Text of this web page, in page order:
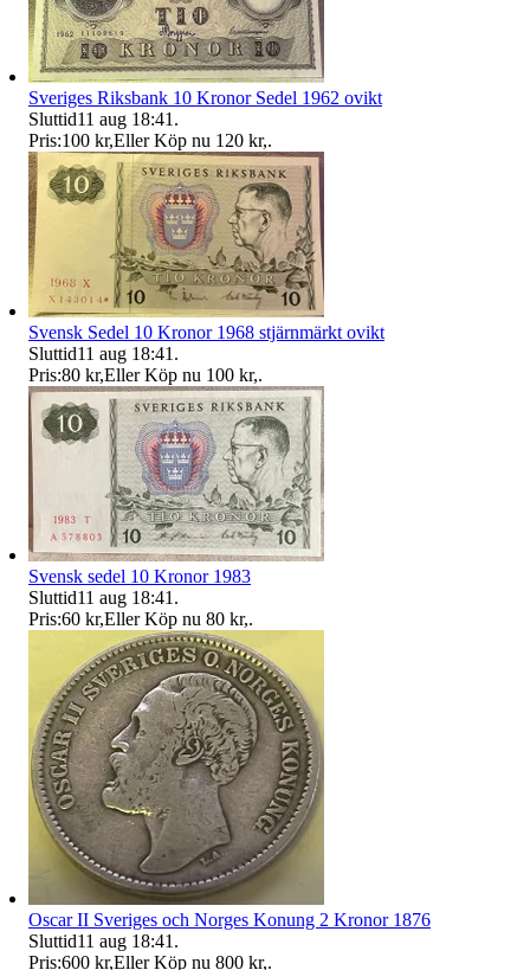
Sveriges Riksbank 10 Kronor Sedel 1962 ovikt
Sluttid11 aug 18:41 .
Pris:100 kr,Eller Köp nu 120 kr,.
Svensk Sedel 10 Kronor 1968 stjärnmärkt ovikt
Sluttid11 aug 18:41 .
Pris:80 kr,Eller Köp nu 100 kr,.
Svensk sedel 10 Kronor 1983
Sluttid11 aug 18:41 .
Pris:60 kr,Eller Köp nu 80 kr,.
Oscar II Sveriges och Norges Konung 2 Kronor 1876
Sluttid11 aug 18:41 .
Pris:600 kr,Eller Köp nu 800 kr,.